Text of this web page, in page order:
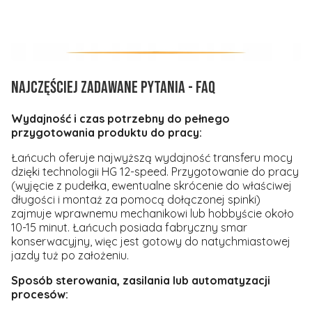
NAJCZĘŚCIEJ ZADAWANE PYTANIA - FAQ
Wydajność i czas potrzebny do pełnego
przygotowania produktu do pracy:
Łańcuch oferuje najwyższą wydajność transferu mocy
dzięki technologii HG 12-speed. Przygotowanie do pracy
(wyjęcie z pudełka, ewentualne skrócenie do właściwej
długości i montaż za pomocą dołączonej spinki)
zajmuje wprawnemu mechanikowi lub hobbyście około
10-15 minut. Łańcuch posiada fabryczny smar
konserwacyjny, więc jest gotowy do natychmiastowej
jazdy tuż po założeniu.
Sposób sterowania, zasilania lub automatyzacji
procesów: